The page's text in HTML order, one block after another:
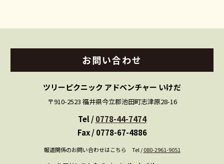
お問い合わせ
ツリーピクニック アドベンチャー いけだ
〒910-2523 福井県今立郡池田町志津原28-16
Tel /0778-44-7474
Fax / 0778-67-4886
報道関係のお問い合わせはこちら Tel /080-2961-9051